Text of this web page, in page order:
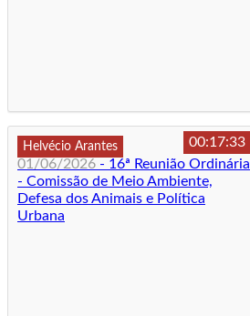
Helvécio Arantes
00:17:33
01/06/2026 - 16ª Reunião Ordinária
- Comissão de Meio Ambiente,
Defesa dos Animais e Política
Urbana